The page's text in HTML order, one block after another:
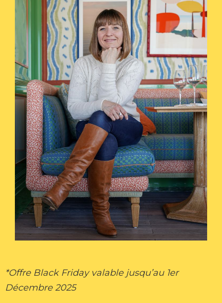
*Offre Black Friday valable jusqu’au 1er
Décembre 2025